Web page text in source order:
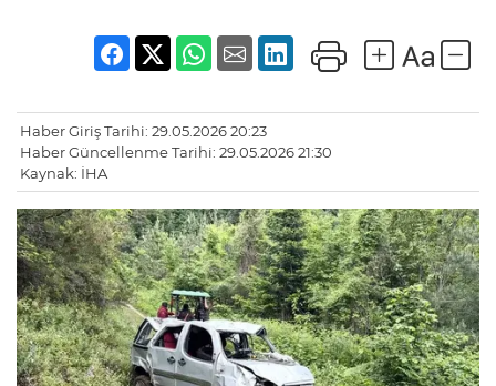
Haber Giriş Tarihi: 29.05.2026 20:23
Haber Güncellenme Tarihi: 29.05.2026 21:30
Kaynak: İHA